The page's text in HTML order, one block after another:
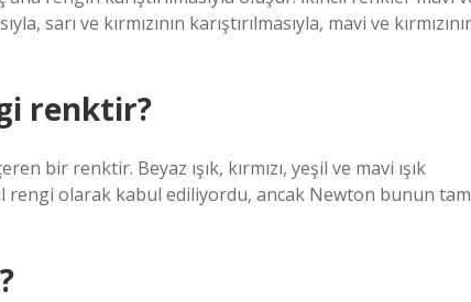
sarı ve kırmızının karıştırılmasıyla, mavi ve
renktir?
bir renktir. Beyaz ışık, kırmızı, yeşil ve mavi ışık
rengi olarak kabul ediliyordu, ancak Newton bunun tam